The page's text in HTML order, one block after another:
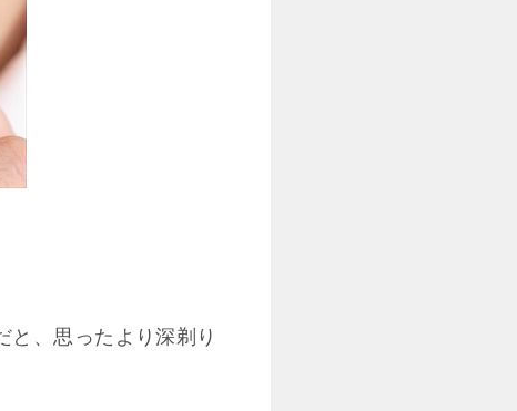
と、思ったより深剃り